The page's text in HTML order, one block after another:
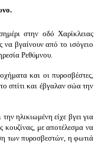
στην οδό Χαρίκλειας
να βγαίνουν από το ισόγειο
Ρεθύμνου.
και οι πυροσβέστες,
σπίτι και έβγαλαν σώα την
ηλικιωμένη είχε βγει για
κουζίνας, με αποτέλεσμα να
των πυροσβεστών, η φωτιά